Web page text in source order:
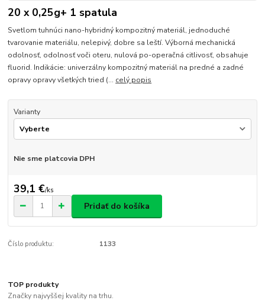
20 x 0,25g+ 1 spatula
Svetlom tuhnúci nano-hybridný kompozitný materiál, jednoduché
tvarovanie materiálu, nelepivý, dobre sa leští. Výborná mechanická
odolnosť, odolnosť voči oteru, nulová po-operačná citlivosť, obsahuje
fluorid. Indikácie: univerzálny kompozitný materiál na predné a zadné
opravy opravy všetkých tried (... celý popis
Varianty
Nie sme platcovia DPH
39,1 €/ks
Pridať do košíka
Číslo produktu: 1133
TOP produkty
Značky najvyššej kvality na trhu.